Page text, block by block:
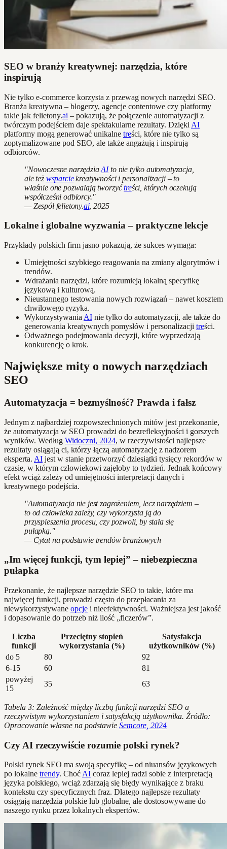
SEO w branży kreatywnej: narzędzia, które
inspirują
Nie tylko e-commerce korzysta z przewag nowych narzędzi SEO.
Branża kreatywna – blogerzy, agencje contentowe czy platformy
takie jak felietony.ai – pokazują, że połączenie automatyzacji z
twórczym podejściem daje spektakularne rezultaty. Dzięki AI
platformy mogą generować unikalne treści, które nie tylko są
zoptymalizowane pod SEO, ale także angażują i inspirują
odbiorców.
"Nowoczesne narzędziaAIto nie tylko automatyzacja,
ale też wsparciekreatywności i personalizacji – to
właśnie one pozwalają tworzyćtreści, których oczekują
współcześni odbiorcy."
— Zespół felietony.ai, 2025
Lokalne i globalne wyzwania – praktyczne lekcje
Przykłady polskich firm jasno pokazują, że sukces wymaga:
Umiejętności szybkiego reagowania na zmiany algorytmów i
trendów.
Wdrażania narzędzi, które rozumieją lokalną specyfikę
językową i kulturową.
Nieustannego testowania nowych rozwiązań – nawet kosztem
chwilowego ryzyka.
Wykorzystywania AI nie tylko do automatyzacji, ale także do
generowania kreatywnych pomysłów i personalizacji treści.
Odważnego podejmowania decyzji, które wyprzedzają
konkurencję o krok.
Największe mity o nowych narzędziach
SEO
Automatyzacja = bezmyślność? Prawda i fałsz
Jednym z najbardziej rozpowszechnionych mitów jest przekonanie,
że automatyzacja w SEO prowadzi do bezrefleksyjności i gorszych
wyników. Według Widoczni, 2024, w rzeczywistości najlepsze
rezultaty osiągają ci, którzy łączą automatyzację z nadzorem
eksperta. AI jest w stanie przetworzyć dziesiątki tysięcy rekordów w
czasie, w którym człowiekowi zajęłoby to tydzień. Jednak końcowy
efekt wciąż zależy od umiejętności interpretacji danych i
kreatywnego podejścia.
"Automatyzacja nie jest zagrożeniem, lecz narzędziem –
to od człowieka zależy, czy wykorzysta ją do
przyspieszenia procesu, czy pozwoli, by stała się
pułapką."
— Cytat na podstawie trendów branżowych
„Im więcej funkcji, tym lepiej” – niebezpieczna
pułapka
Przekonanie, że najlepsze narzędzie SEO to takie, które ma
najwięcej funkcji, prowadzi często do przepłacania za
niewykorzystywane opcje i nieefektywności. Ważniejsza jest jakość
i dopasowanie do potrzeb niż ilość „ficzerów”.
Liczba
funkcji
Przeciętny stopień
wykorzystania (%)
Satysfakcja
użytkowników (%)
do 5
80
92
6-15
60
81
powyżej
15
35 63
Tabela 3: Zależność między liczbą funkcji narzędzi SEO a
rzeczywistym wykorzystaniem i satysfakcją użytkownika. Źródło:
Opracowanie własne na podstawie Semcore, 2024
Czy AI rzeczywiście rozumie polski rynek?
Polski rynek SEO ma swoją specyfikę – od niuansów językowych
po lokalne trendy. ChoćAI coraz lepiej radzi sobie z interpretacją
języka polskiego, wciąż zdarzają się błędy wynikające z braku
kontekstu czy specyficznych fraz. Dlatego najlepsze rezultaty
osiągają narzędzia polskie lub globalne, ale dostosowywane do
naszego rynku przez lokalnych ekspertów.